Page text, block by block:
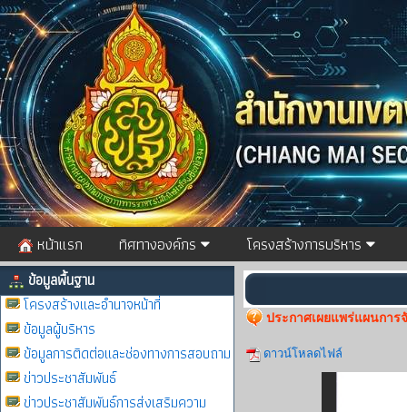
หน้าแรก ทิศทางองค์กร โครงสร้างการบริหาร
ข้อมูลพื้นฐาน
โครงสร้างและอำนาจหน้าที่
ข้อมูลผู้บริหาร
ข้อมูลการติดต่อและช่องทางการสอบถาม
ข่าวประชาสัมพันธ์
ข่าวประชาสัมพันธ์การส่งเสริมความ
ประกาศเผยแพร่แผนกา
ดาวน์โหลดไฟล์